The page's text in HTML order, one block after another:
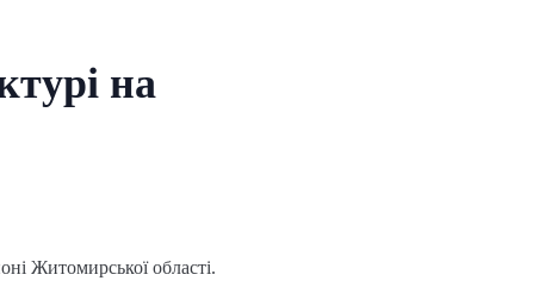
на
Житомирської області.